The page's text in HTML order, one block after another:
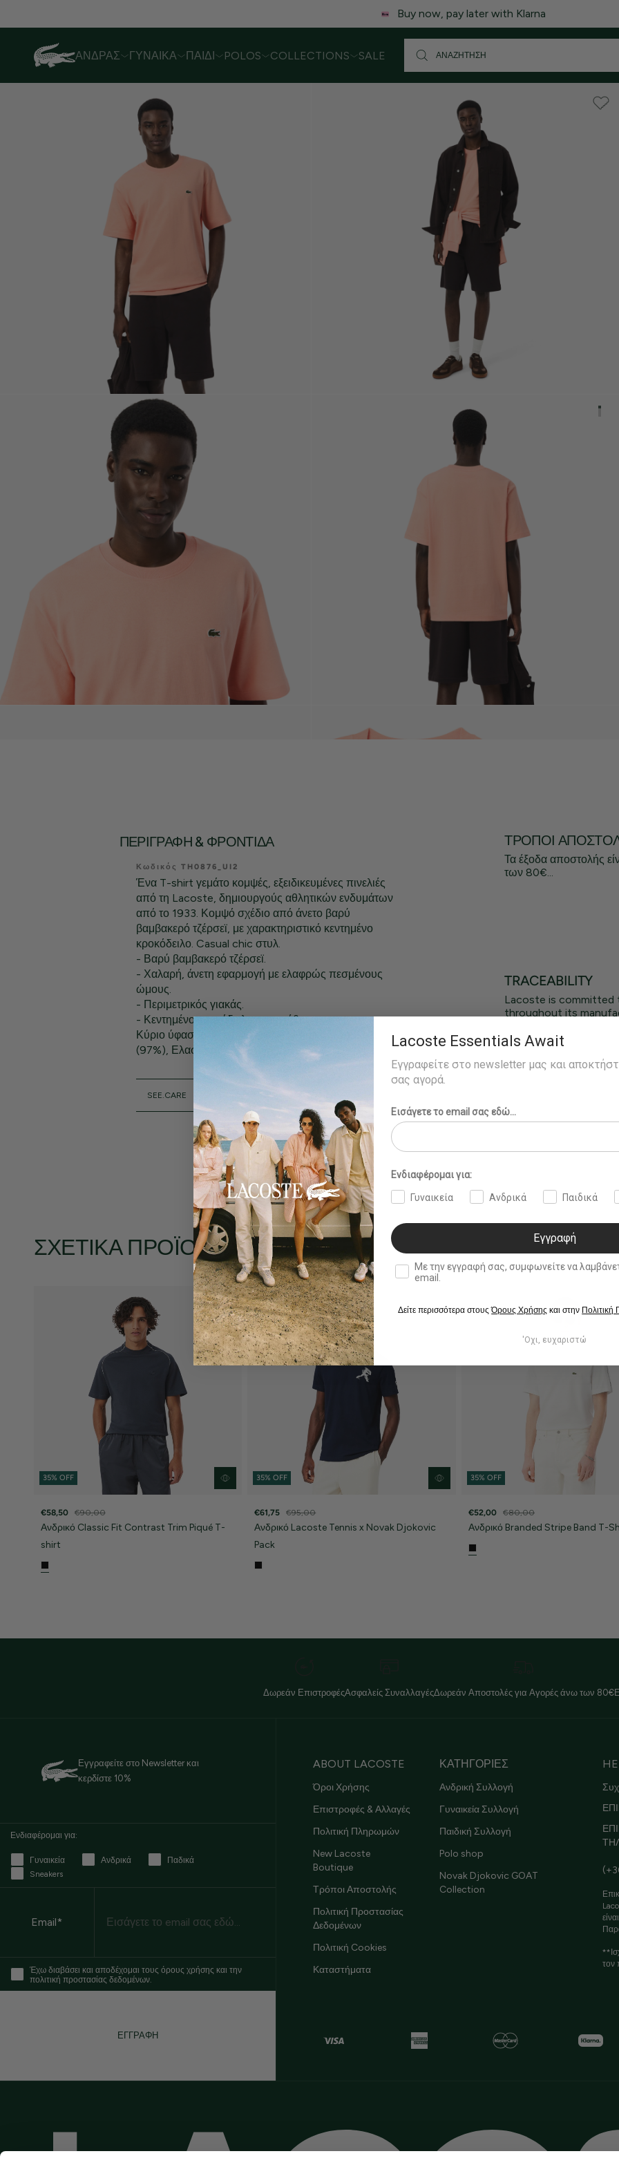
Λόγω αυξημένου όγκου παραγγελιών, ενδέχεται να υπάρξει μικρή καθυστέρηση στις αποστολές.
ΆΝΔΡΑΣ ΓΥΝΑΊΚΑ ΠΑΙΔΊ POLOS COLLECTIONS SALE
ΠΕΡΙΓΡΑΦΉ & ΦΡΟΝΤΊΔΑ
Κωδικός TH0876_UI2
Ένα T-shirt γεμάτο κομψές, εξειδικευμένες πινελιές
από τη Lacoste, δημιουργούς αθλητικών ενδυμάτων
από το 1933. Κομψό σχέδιο από άνετο βαρύ
βαμβακερό τζέρσεϊ, με χαρακτηριστικό κεντημένο
κροκόδειλο. Casual chic στυλ.
- Βαρύ βαμβακερό τζέρσεϊ.
- Χαλαρή, άνετη εφαρμογή με ελαφρώς πεσμένους
ώμους.
- Περιμετρικός γιακάς.
- Κεντημένο κροκόδειλο στο στήθος.
Κύριο ύφασμα: Βαμβάκι (100%) / Γιακάς: Βαμβάκι
(97%), Ελαστάνη (3%)
SEE.CARE
ΤΡΌΠΟΙ
Τα έξοδα αποστολής
των 80€...
TRACEABILITY
Lacoste is
throughout its
ΣΧΕΤΙΚΆ ΠΡΟΪΌΝΤΑ
35% OFF
€58,50 €90,00
Ανδρικό Classic Fit Contrast Trim Piqué T-
shirt
35% OFF
€61,75 €95,00
Ανδρικό Lacoste Tennis x Novak Djokovic
Pack
35% OFF
€52,00 €80,00
Ανδρικό Branded Stripe Band T-
Δωρεάν ΕπιστροφέςΑσφαλείς ΣυναλλαγέςΔωρεάν Αποστολές για Αγορές άνω των 80€
Εγγραφείτε στο Newsletter και
κερδίστε 10%
Ενδιαφέρομαι για:
Γυναικεία Ανδρικά
Παδικά
Sneakers
Email*
Έχω διαβάσει και αποδέχομαι τους όρους χρήσης και την
πολιτική προστασίας δεδομένων.
ΕΓΓΡΑΦΗ
ABOUT LACOSTE
Όροι Χρήσης
Επιστροφές & Αλλαγές
Πολιτική Πληρωμών
New Lacoste
Boutique
Τρόποι Αποστολής
Πολιτική Προστασίας
Δεδομένων
Πολιτική Cookies
Καταστήματα
ΚΑΤΗΓΟΡΙΕΣ
Ανδρική Συλλογή
Γυναικεία Συλλογή
Παιδική Συλλογή
Polo shop
Novak Djokovic GOAT
Collection
τον
Lacoste Essentials Await
Εγγραφείτε στο newsletter μας και
σας αγορά.
Εισάγετε το email σας εδώ...
Ενδιαφέρομαι για:
Γυναικεία Ανδρικά Παιδικά
Εγγραφή
double opt in
Με την εγγραφή σας, συμφωνείτε να λαμβάνετε
email.
Δείτε περισσότερα στουςΌρους Χρήσης και στην
'Οχι, ευχαριστώ